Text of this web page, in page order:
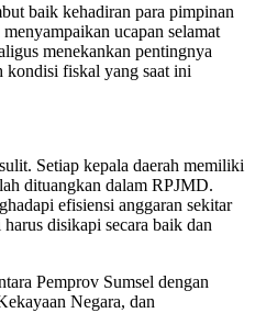
baik kehadiran para pimpinan
ucapan selamat
menekankan pentingnya
kondisi fiskal yang saat ini
Setiap kepala daerah memiliki
dituangkan dalam RPJMD.
efisiensi anggaran sekitar
disikapi secara baik dan
Pemprov Sumsel dengan
Negara, dan